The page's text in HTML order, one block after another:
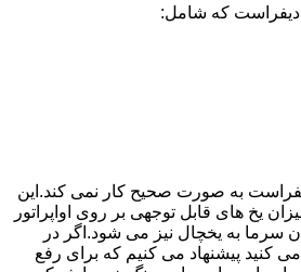
که شامل:
به صورت صحیح کار نمی کند.این
یخ های قابل توجهی بر روی اواپراتور
به یخچال نیز می شود.اگر در
کنید پیشنهاد می کنیم که برای رفع